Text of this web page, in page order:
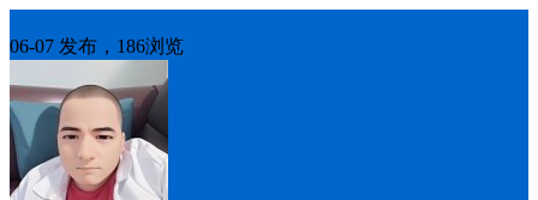
06-07 发布，186浏览